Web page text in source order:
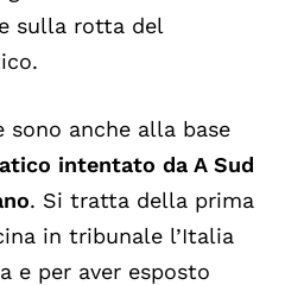
sulla rotta del
sono anche alla base
intentato da A Sud
. Si tratta della prima
in tribunale l’Italia
e per aver esposto